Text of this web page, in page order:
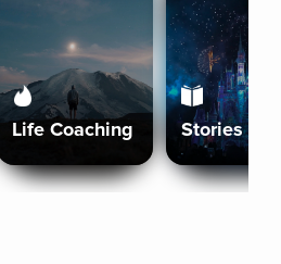
Life Coaching Stories